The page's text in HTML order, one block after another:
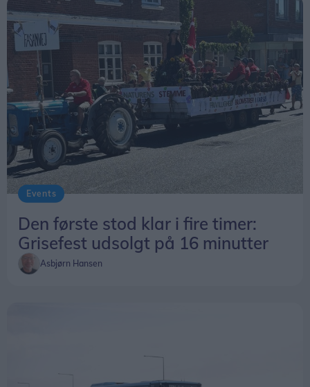
Events
Den første stod klar i fire timer:
Grisefest udsolgt på 16 minutter
Asbjørn Hansen